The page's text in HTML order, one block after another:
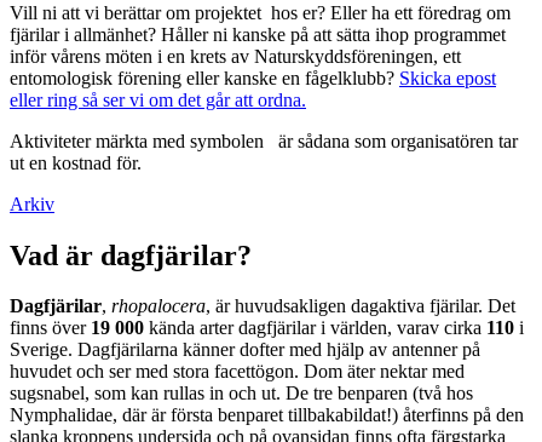
Vill ni att vi berättar om projektet hos er? Eller ha ett föredrag om
fjärilar i allmänhet? Håller ni kanske på att sätta ihop programmet
inför vårens möten i en krets av Naturskyddsföreningen, ett
entomologisk förening eller kanske en fågelklubb? Skicka epost
eller ring så ser vi om det går att ordna.
Aktiviteter märkta med symbolen
är sådana som organisatören tar
ut en kostnad för.
Arkiv
Vad är dagfjärilar?
Dagfjärilar, rhopalocera, är huvudsakligen dagaktiva fjärilar. Det
finns över 19 000 kända arter dagfjärilar i världen, varav cirka 110 i
Sverige. Dagfjärilarna känner dofter med hjälp av antenner på
huvudet och ser med stora facettögon. Dom äter nektar med
sugsnabel, som kan rullas in och ut. De tre benparen (två hos
Nymphalidae, där är första benparet tillbakabildat!) återfinns på den
slanka kroppens undersida och på ovansidan finns ofta färgstarka